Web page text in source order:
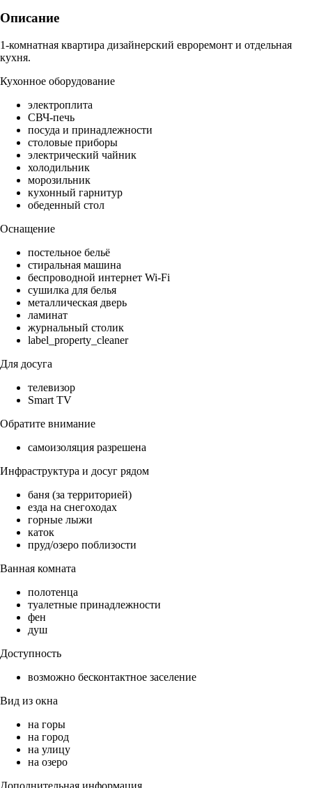
Описание
1-комнатная квартира дизайнерский евроремонт и отдельная
кухня.
Кухонное оборудование
электроплита
СВЧ-печь
посуда и принадлежности
столовые приборы
электрический чайник
холодильник
морозильник
кухонный гарнитур
обеденный стол
Оснащение
постельное бельё
стиральная машина
беспроводной интернет Wi-Fi
сушилка для белья
металлическая дверь
ламинат
журнальный столик
label_property_cleaner
Для досуга
телевизор
Smart TV
Обратите внимание
самоизоляция разрешена
Инфраструктура и досуг рядом
баня (за территорией)
езда на снегоходах
горные лыжи
каток
пруд/озеро поблизости
Ванная комната
полотенца
туалетные принадлежности
фен
душ
Доступность
возможно бесконтактное заселение
Вид из окна
на горы
на город
на улицу
на озеро
Дополнительная информация